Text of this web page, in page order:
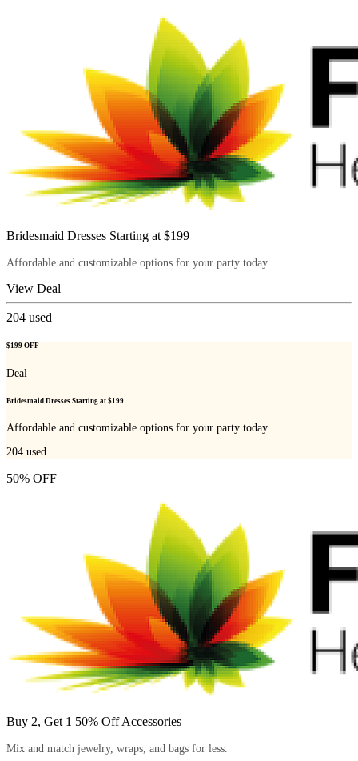
Bridesmaid Dresses Starting at $199
Affordable and customizable options for your party today.
View Deal
204 used
$199 OFF
Deal
Bridesmaid Dresses Starting at $199
Affordable and customizable options for your party today.
204 used
50% OFF
Buy 2, Get 1 50% Off Accessories
Mix and match jewelry, wraps, and bags for less.